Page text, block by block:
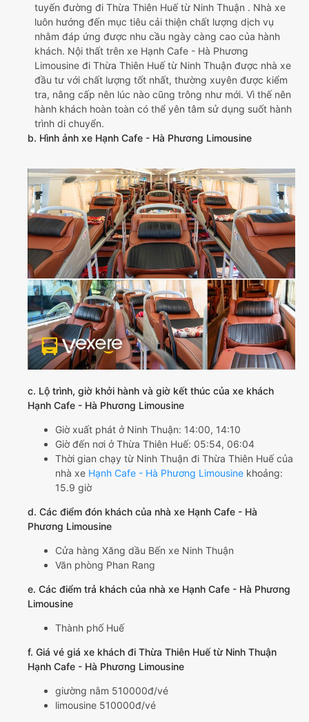
tuyến đường đi Thừa Thiên Huế từ Ninh Thuận . Nhà xe
luôn hướng đến mục tiêu cải thiện chất lượng dịch vụ
nhằm đáp ứng được nhu cầu ngày càng cao của hành
khách. Nội thất trên xe Hạnh Cafe - Hà Phương
Limousine đi Thừa Thiên Huế từ Ninh Thuận được nhà xe
đầu tư với chất lượng tốt nhất, thường xuyên được kiểm
tra, nâng cấp nên lúc nào cũng trông như mới. Vì thế nên
hành khách hoàn toàn có thể yên tâm sử dụng suốt hành
trình di chuyển.
b. Hình ảnh xe Hạnh Cafe - Hà Phương Limousine
c. Lộ trình, giờ khởi hành và giờ kết thúc của xe khách
Hạnh Cafe - Hà Phương Limousine
Giờ xuất phát ở Ninh Thuận: 14:00, 14:10
Giờ đến nơi ở Thừa Thiên Huế: 05:54, 06:04
Thời gian chạy từ Ninh Thuận đi Thừa Thiên Huế của
nhà xe Hạnh Cafe - Hà Phương Limousine khoảng:
15.9 giờ
d. Các điểm đón khách của nhà xe Hạnh Cafe - Hà
Phương Limousine
Cửa hàng Xăng dầu Bến xe Ninh Thuận
Văn phòng Phan Rang
e. Các điểm trả khách của nhà xe Hạnh Cafe - Hà Phương
Limousine
Thành phố Huế
f. Giá vé giá xe khách đi Thừa Thiên Huế từ Ninh Thuận
Hạnh Cafe - Hà Phương Limousine
giường nằm 510000đ/vé
limousine 510000đ/vé